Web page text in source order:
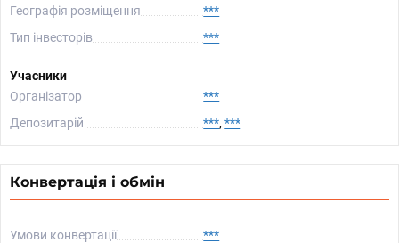
Географія розміщення
***
Тип інвесторів
***
Учасники
Організатор
***
Депозитарій
***, ***
Конвертація і обмін
Умови конвертації ***